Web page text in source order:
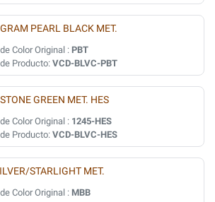
PEARL BLACK MET.
Color Original : PBT
Producto: VCD-BLVC-PBT
GREEN MET. HES
Color Original : 1245-HES
Producto: VCD-BLVC-HES
STARLIGHT MET.
Color Original : MBB